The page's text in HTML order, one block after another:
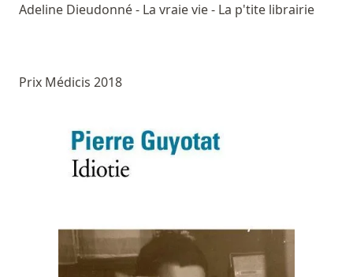
Adeline Dieudonné - La vraie vie - La p'tite librairie
Prix Médicis 2018